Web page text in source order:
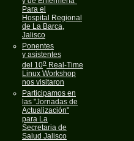
Para el
Hospital Regional
de La Barca,
Jalisco
Ponentes
y asistentes
del 10o Real-Time
Linux Workshop
nos visitaron
Participamos en
las "Jornadas de
Actualización"
para La
Secretaria de
Salud Jalisco